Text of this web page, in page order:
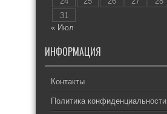
31
« Июл
ИНФОРМАЦИЯ
Контакты
Политика конфиденциальности